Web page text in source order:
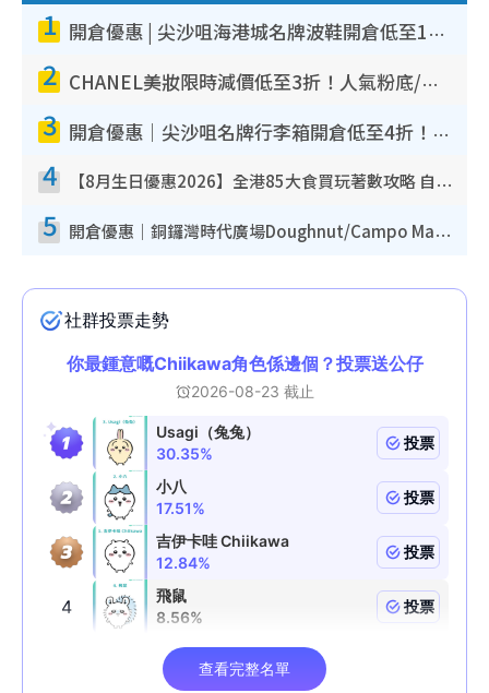
1 開倉優惠 | 尖沙咀海港城名牌波鞋開倉低至1折！On鞋$899起／Joy&Peace鞋履$98起
2 CHANEL美妝限時減價低至3折！人氣粉底/唇膏/精華液低至$275！COCO香水都有平
3 開倉優惠｜尖沙咀名牌行李箱開倉低至4折！一連5日 American Tourister/ace./Hallmark $200起！
4 【8月生日優惠2026】全港85大食買玩著數攻略 自助餐/火鍋放題同行免費＋誠品/DONKI送現金券
5 開倉優惠｜銅鑼灣時代廣場Doughnut/Campo Marzio開倉低至1折！背囊、書包、手袋劈價$200起